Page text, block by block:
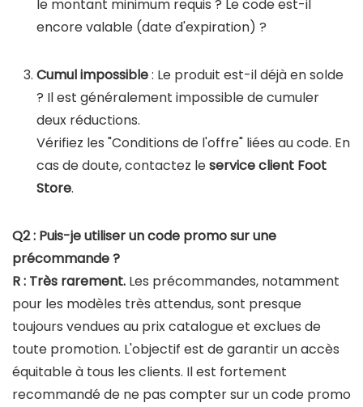
le montant minimum requis ? Le code est-il
encore valable (date d'expiration) ?
Cumul impossible: Le produit est-il déjà en solde
? Il est généralement impossible de cumuler
deux réductions.
Vérifiez les "Conditions de l'offre" liées au code. En
cas de doute, contactez leservice client Foot
Store.
Q2 : Puis-je utiliser un code promo sur une
précommande ?
R : Très rarement. Les précommandes, notamment
pour les modèles très attendus, sont presque
toujours vendues au prix catalogue et exclues de
toute promotion. L'objectif est de garantir un accès
équitable à tous les clients. Il est fortement
recommandé de ne pas compter sur un code promo